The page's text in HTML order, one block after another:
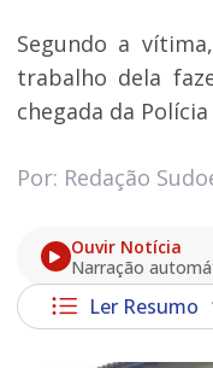
Segundo a
trabalho dela
chegada da
Por: Redação
Ouvir Notícia
Narração
Ler Resumo